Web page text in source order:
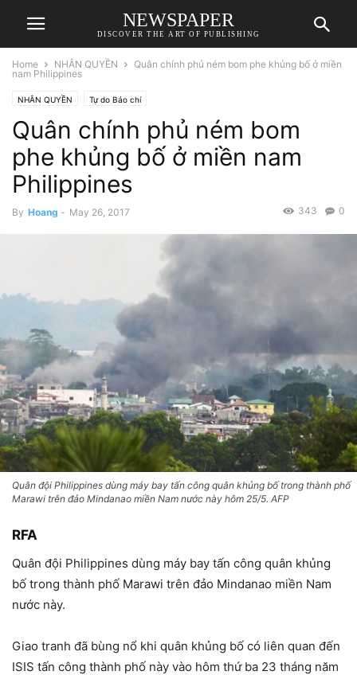
NEWSPAPER
DISCOVER THE ART OF PUBLISHING
Home NHÂN QUYỀN
Quân chính phủ ném bom phe khủng bố ở miền
nam Philippines
NHÂN QUYỀN Tự do Báo chí
Quân chính phủ ném bom
phe khủng bố ở miền nam
Philippines
By Hoang - May 26, 2017 0
343
Quân đội Philippines dùng máy bay tấn công quân khủng bố trong thành phố
Marawi trên đảo Mindanao miền Nam nước này hôm 25/5. AFP
RFA
Quân đội Philippines dùng máy bay tấn công quân khủng
bố trong thành phố Marawi trên đảo Mindanao miền Nam
nước này.
Giao tranh đã bùng nổ khi quân khủng bố có liên quan đến
ISIS tấn công thành phố này vào hôm thứ ba 23 tháng năm